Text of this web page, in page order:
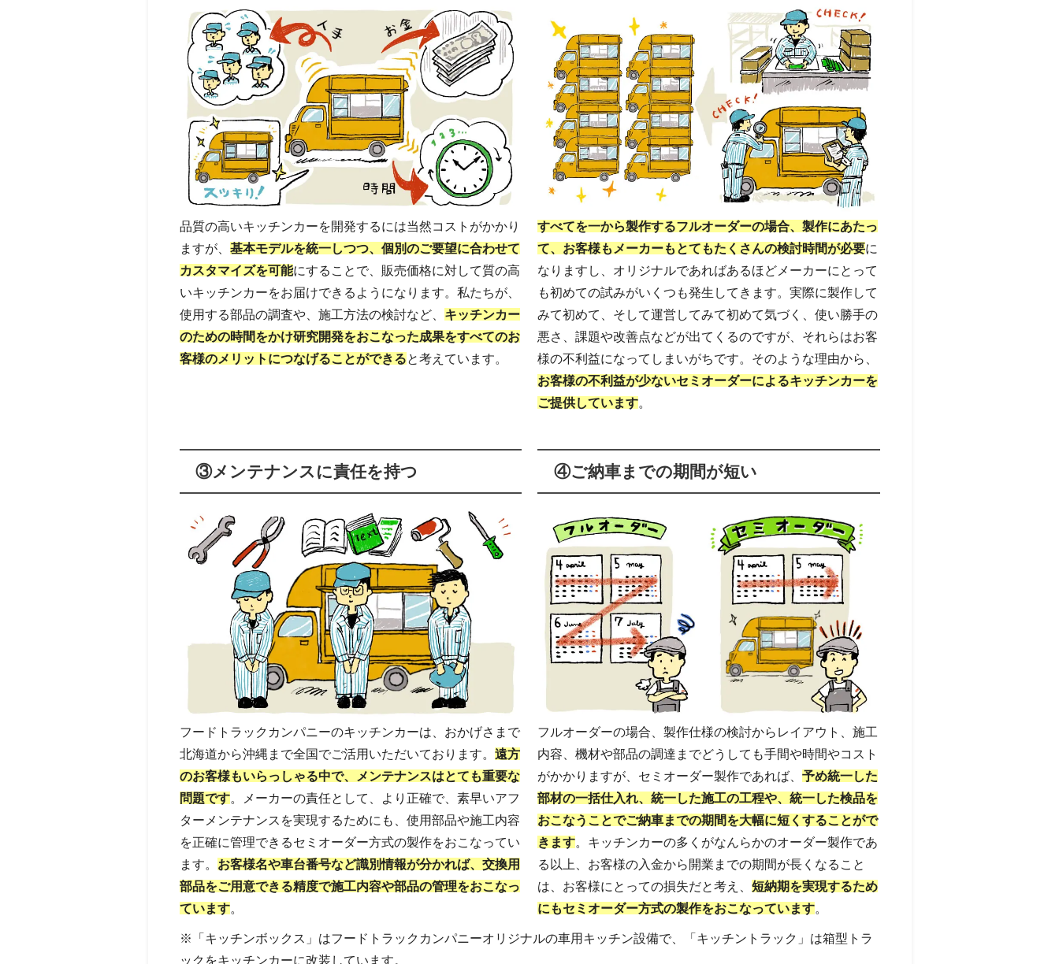
品質の高いキッチンカーを開発するには当然コストがかかり
ますが、 基本モデルを統一しつつ、個別のご要望に合わせて
カスタマイズを可能にすることで、販売価格に対して質の高
いキッチンカーをお届けできるようになります。私たちが、
使用する部品の調査や、施工方法の検討など、 キッチンカー
のための時間をかけ研究開発をおこなった成果をすべてのお
客様のメリットにつなげることができる と考えています。
すべてを一から製作するフルオーダーの場合、製作にあたっ
て、お客様もメーカーもとてもたくさんの検討時間が必要に
なりますし、オリジナルであればあるほどメーカーにとって
も初めての試みがいくつも発生してきます。実際に製作して
みて初めて、そして運営してみて初めて気づく、使い勝手の
悪さ、課題や改善点などが出てくるのですが、それらはお客
様の不利益になってしまいがちです。そのような理由から、
お客様の不利益が少ないセミオーダーによるキッチンカーを
ご提供しています
③メンテナンスに責任を持つ
フードトラックカンパニーのキッチンカーは、おかげさまで
北海道から沖縄まで全国でご活用いただいております。 遠方
のお客様もいらっしゃる中で、メンテナンスはとても重要な
問題です。メーカーの責任として、より正確で、素早いアフ
ターメンテナンスを実現するためにも、使用部品や施工内容
を正確に管理できるセミオーダー方式の製作をおこなってい
ます。 お客様名や車台番号など識別情報が分かれば、交換用
部品をご用意できる精度で施工内容や部品の管理をおこなっ
ています。
④ご納車までの期間が短い
フルオーダーの場合、製作仕様の検討からレイアウト、施工
内容、機材や部品の調達までどうしても手間や時間やコスト
がかかりますが、セミオーダー製作であれば、 予め統一した
部材の一括仕入れ、統一した施工の工程や、統一した検品を
おこなうことでご納車までの期間を大幅に短くすることがで
きます。キッチンカーの多くがなんらかのオーダー製作であ
る以上、お客様の入金から開業までの期間が長くなること
は、お客様にとっての損失だと考え、 短納期を実現するため
にもセミオーダー方式の製作をおこなっています。
※「キッチンボックス」はフードトラックカンパニーオリジナルの車用キッチン設備で、「キッチントラック」は箱型トラ
ックをキッチンカーに改装しています。